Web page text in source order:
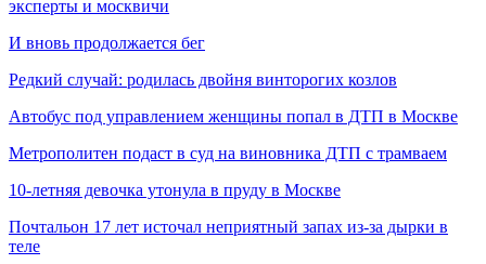
эксперты и москвичи
И вновь продолжается бег
Редкий случай: родилась двойня винторогих козлов
Автобус под управлением женщины попал в ДТП в Москве
Метрополитен подаст в суд на виновника ДТП с трамваем
10-летняя девочка утонула в пруду в Москве
Почтальон 17 лет источал неприятный запах из-за дырки в
теле